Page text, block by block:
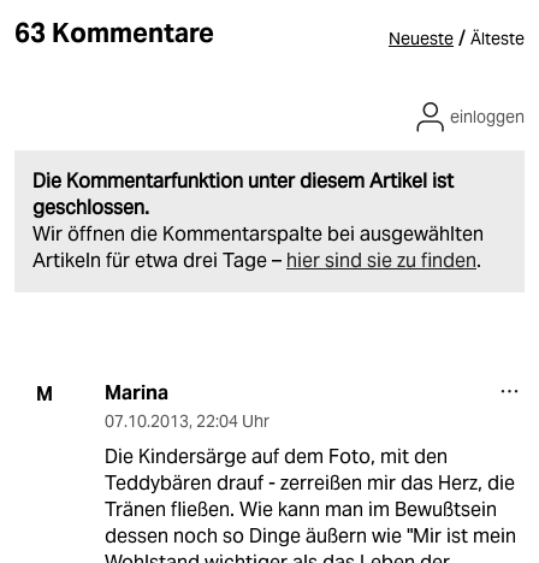
63 Kommentare Neueste / Älteste
Die Kommentarfunktion unter diesem Artikel ist
geschlossen.
Wir öffnen die Kommentarspalte bei ausgewählten
Artikeln für etwa drei Tage – hier sind sie zu finden.
einloggen
M Marina
07.10.2013, 22:04 Uhr
Die Kindersärge auf dem Foto, mit den
Teddybären drauf - zerreißen mir das Herz, die
Tränen fließen. Wie kann man im Bewußtsein
dessen noch so Dinge äußern wie "Mir ist mein